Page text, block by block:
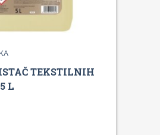
TEKSTILNIH
L